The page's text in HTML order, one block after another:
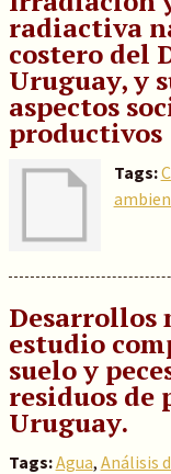
radiactiva
costero del
Uruguay, y
aspectos
productivos
Tags:
Desarrollos
estudio
suelo y
residuos de
Uruguay.
Tags:Agua, Análisis